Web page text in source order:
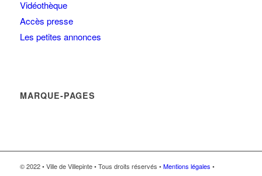
Vidéothèque
Accès presse
Les petites annonces
MARQUE-PAGES
© 2022 • Ville de Villepinte • Tous droits réservés •Mentions légales •